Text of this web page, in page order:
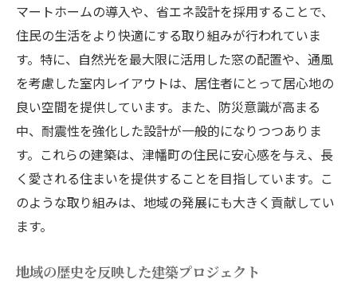
マートホームの導入や、省エネ設計を採用することで、
住民の生活をより快適にする取り組みが行われていま
す。特に、自然光を最大限に活用した窓の配置や、通風
を考慮した室内レイアウトは、居住者にとって居心地の
良い空間を提供しています。また、防災意識が高まる
中、耐震性を強化した設計が一般的になりつつありま
す。これらの建築は、津幡町の住民に安心感を与え、長
く愛される住まいを提供することを目指しています。こ
のような取り組みは、地域の発展にも大きく貢献してい
ます。
地域の歴史を反映した建築プロジェクト